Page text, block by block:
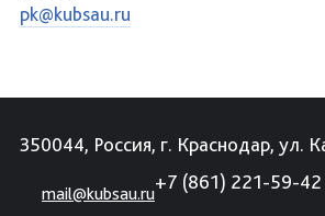
pk@kubsau.ru
350044, Россия, г. Краснодар, ул.
mail@kubsau.ru
+7 (861) 221-59-42